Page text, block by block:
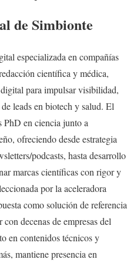
de Simbionte
especializada en compañías
científica y médica,
para impulsar visibilidad,
leads en biotech y salud. El
PhD en ciencia junto a
ofreciendo desde estrategia
podcasts, hasta desarrollo
marcas científicas con rigor y
por la aceleradora
como solución de referencia
decenas de empresas del
en contenidos técnicos y
mantiene presencia en